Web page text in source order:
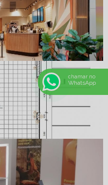
chamar no
WhatsApp